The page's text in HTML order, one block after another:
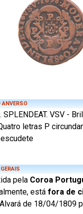
ANVERSO
SPLENDEAT. VSV -
letras P
pela Coroa
está fora de
de 18/04/1809